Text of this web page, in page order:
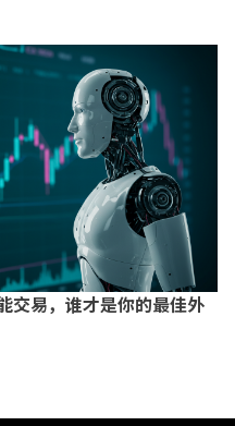
交易，谁才是你的最佳外